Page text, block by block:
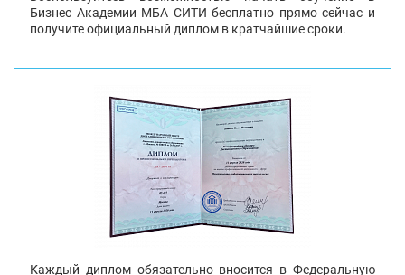
Бизнес Академии МБА СИТИ бесплатно прямо сейчас и
получите официальный диплом в кратчайшие сроки.
Каждый диплом обязательно вносится в Федеральную